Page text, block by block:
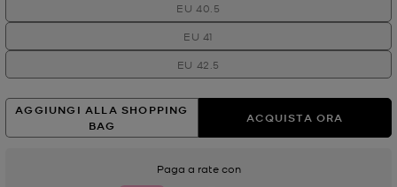
EU 40.5
EU 41
EU 42.5
AGGIUNGI ALLA SHOPPING
BAG
ACQUISTA ORA
Paga a rate con